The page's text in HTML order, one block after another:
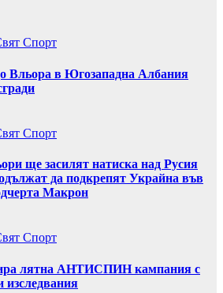
Спорт
Вльора в Югозападна Албания
Спорт
ще засилят натиска над Русия
да подкрепят Украйна във
Макрон
Спорт
лятна АНТИСПИН кампания с
изследвания